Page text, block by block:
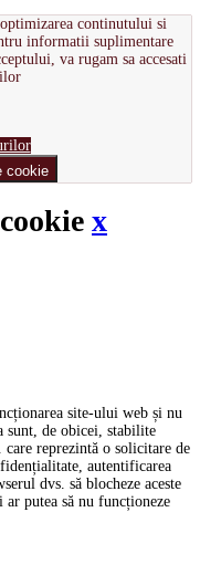
continutului si
informatii suplimentare
va rugam sa accesati
cookie
x
site-ului web și nu
sunt, de obicei, stabilite
care reprezintă o solicitare de
autentificarea
dvs. să blocheze aceste
putea să nu funcționeze